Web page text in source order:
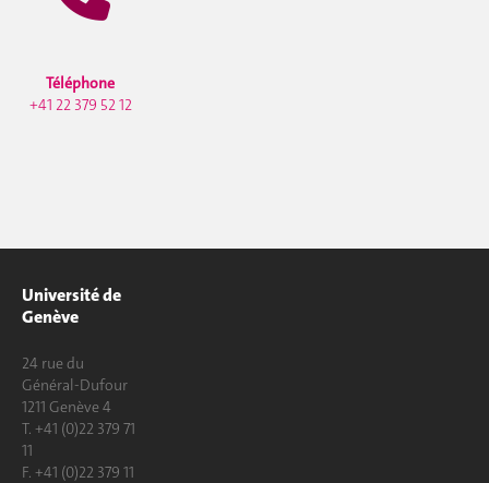
Téléphone
+41 22 379 52 12
Université de
Genève
24 rue du
Général-Dufour
1211 Genève 4
T. +41 (0)22 379 71
11
F. +41 (0)22 379 11